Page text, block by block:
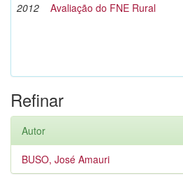
2012
Avaliação do FNE Rural
Refinar
Autor
BUSO, José Amauri